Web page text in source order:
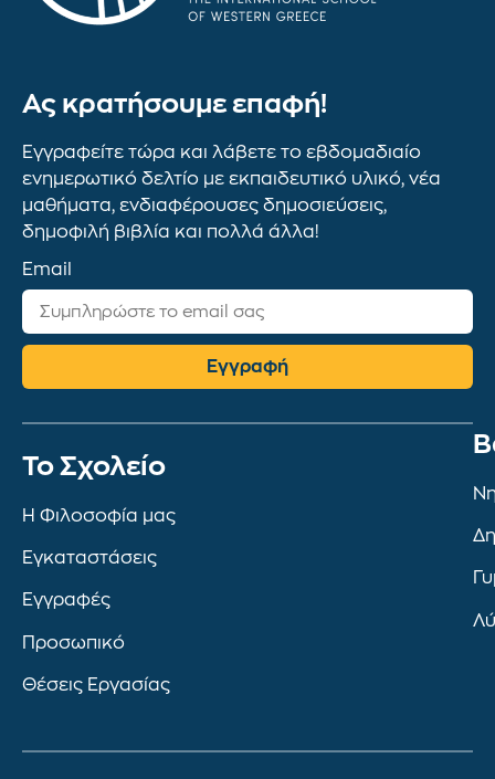
Ας κρατήσουμε επαφή!
Εγγραφείτε τώρα και λάβετε το εβδομαδιαίο
ενημερωτικό δελτίο με εκπαιδευτικό υλικό, νέα
μαθήματα, ενδιαφέρουσες δημοσιεύσεις,
δημοφιλή βιβλία και πολλά άλλα!
Email
Εγγραφή
To Σχολείο
Η Φιλοσοφία μας
Εγκαταστάσεις
Εγγραφές
Προσωπικό
Θέσεις Εργασίας